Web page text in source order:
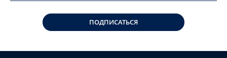
ПОДПИСАТЬСЯ